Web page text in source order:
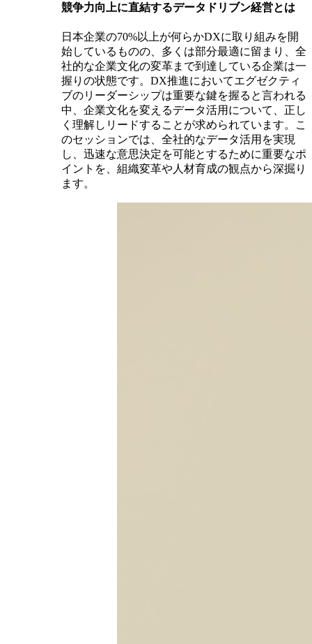
競争力向上に直結するデータドリブン経営とは
日本企業の70%以上が何らかDXに取り組みを開
始しているものの、多くは部分最適に留まり、全
社的な企業文化の変革まで到達している企業は一
握りの状態です。DX推進においてエグゼクティ
ブのリーダーシップは重要な鍵を握ると言われる
中、企業文化を変えるデータ活用について、正し
く理解しリードすることが求められています。こ
のセッションでは、全社的なデータ活用を実現
し、迅速な意思決定を可能とするために重要なポ
イントを、組織変革や人材育成の観点から深掘り
ます。